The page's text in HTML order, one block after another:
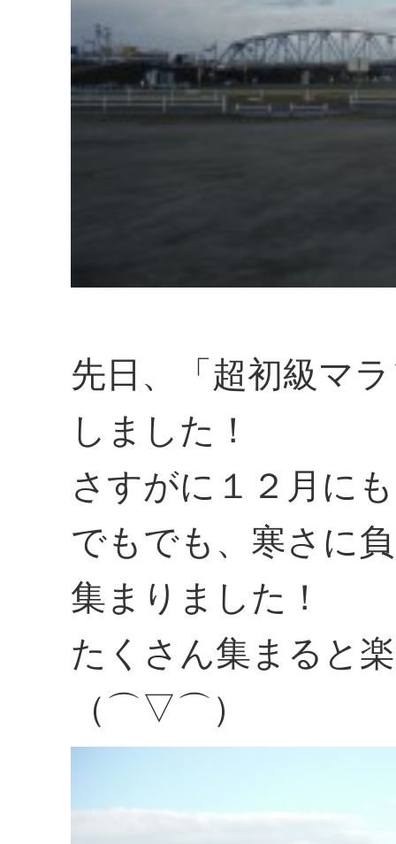
先日、「超初級マ
しました！
さすがに１２月に
でもでも、寒さに
集まりました！
たくさん集まると
（⌒▽⌒）